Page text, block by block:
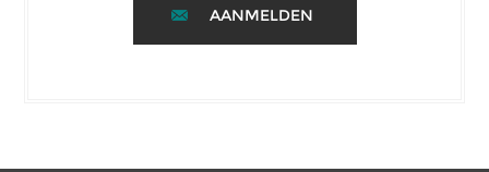
AANMELDEN